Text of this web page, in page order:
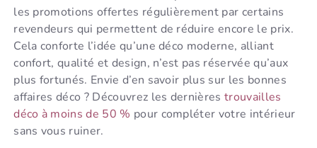
les promotions offertes régulièrement par certains
revendeurs qui permettent de réduire encore le prix.
Cela conforte l’idée qu’une déco moderne, alliant
confort, qualité et design, n’est pas réservée qu’aux
plus fortunés. Envie d’en savoir plus sur les bonnes
affaires déco ? Découvrez les dernières trouvailles
déco à moins de 50 % pour compléter votre intérieur
sans vous ruiner.